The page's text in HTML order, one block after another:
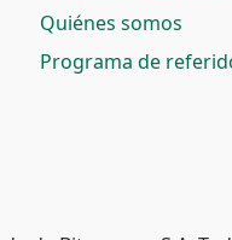
Quiénes somos
Programa de